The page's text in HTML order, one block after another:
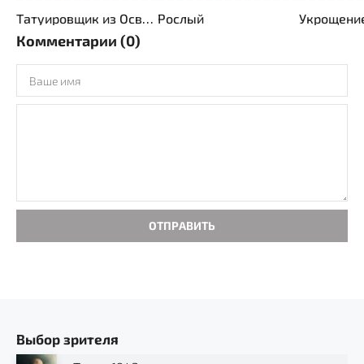
Рослый
Комментарии (0)
ОТПРАВИТЬ
Выбор зрителя